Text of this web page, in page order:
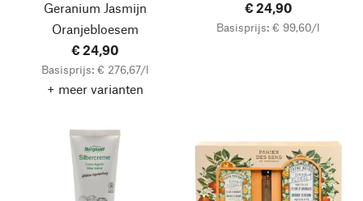
Geranium Jasmijn
Oranjebloesem
€ 24,90
Basisprijs: € 276,67/l
+ meer varianten
€ 24,90
Basisprijs: € 99,60/l